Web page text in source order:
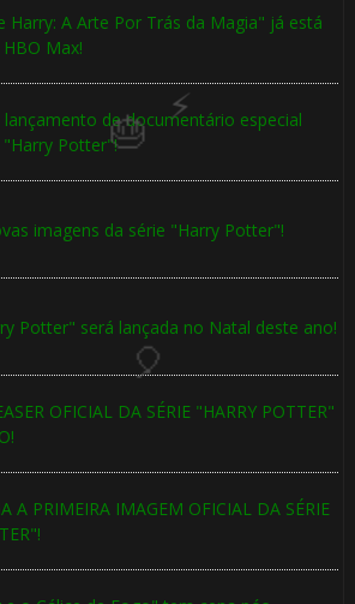
Harry: A Arte Por Trás da Magia" já está
Max!
lançamento de documentário especial
Potter"!
imagens da série "Harry Potter"!
Potter" será lançada no Natal deste ano!
OFICIAL DA SÉRIE "HARRY POTTER"
A PRIMEIRA IMAGEM OFICIAL DA SÉRIE
🎂
🎂